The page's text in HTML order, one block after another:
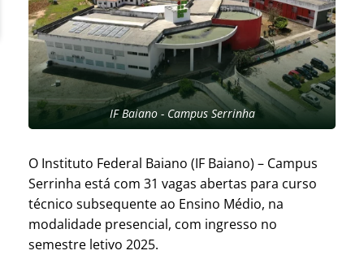
IF Baiano - Campus Serrinha
O Instituto Federal Baiano (IF Baiano) – Campus
Serrinha está com 31 vagas abertas para curso
técnico subsequente ao Ensino Médio, na
modalidade presencial, com ingresso no
semestre letivo 2025.